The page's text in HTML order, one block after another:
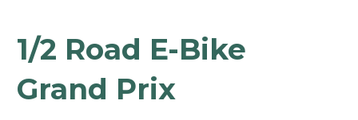
1/2 Road E-Bike
Grand Prix